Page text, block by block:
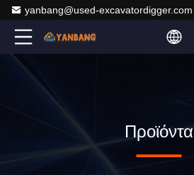
yanbang@used-excavatordigger.com
Προϊόντα